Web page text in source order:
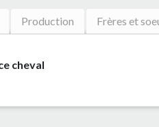
Production Frères et
cheval